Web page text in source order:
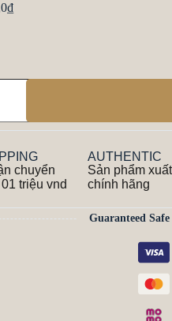
₫
chuyển
triệu vnd
AUTHENTIC
Sản phẩm
chính hãng
Guaranteed